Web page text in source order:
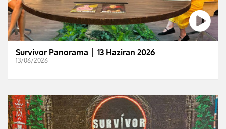
Survivor Panorama │ 13 Haziran 2026
13/06/2026